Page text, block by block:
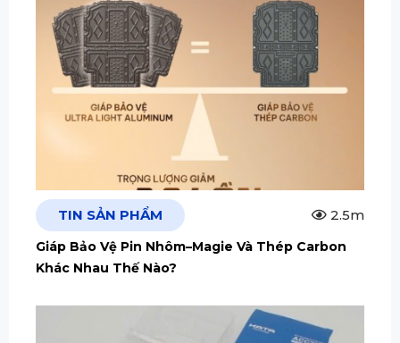
TIN SẢN PHẨM 2.5m
Giáp Bảo Vệ Pin Nhôm–Magie Và Thép Carbon
Khác Nhau Thế Nào?